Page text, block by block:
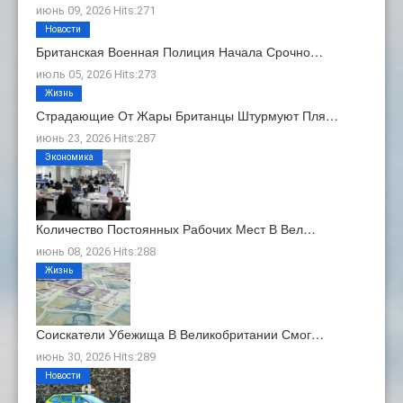
июнь 09, 2026 Hits:271
Британская Военная Полиция Начала Срочно…
июль 05, 2026 Hits:273
Новости
Страдающие От Жары Британцы Штурмуют Пля…
июнь 23, 2026 Hits:287
Жизнь
Количество Постоянных Рабочих Мест В Вел…
июнь 08, 2026 Hits:288
Экономика
Соискатели Убежища В Великобритании Смог…
июнь 30, 2026 Hits:289
Жизнь
Новости